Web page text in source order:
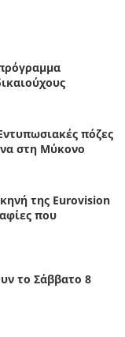
πόζες
στη Μύκονο
της Eurovision
που
το Σάββατο 8